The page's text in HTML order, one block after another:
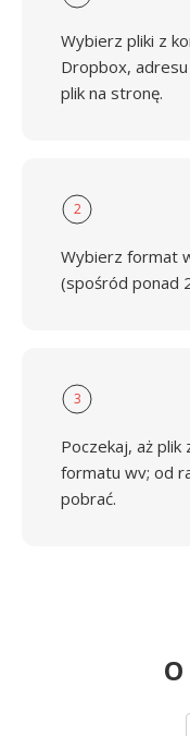
Wybierz pliki z
Dropbox,
plik na stronę.
2
Wybierz format
(spośród ponad
3
Poczekaj, aż
formatu wv; od
pobrać.